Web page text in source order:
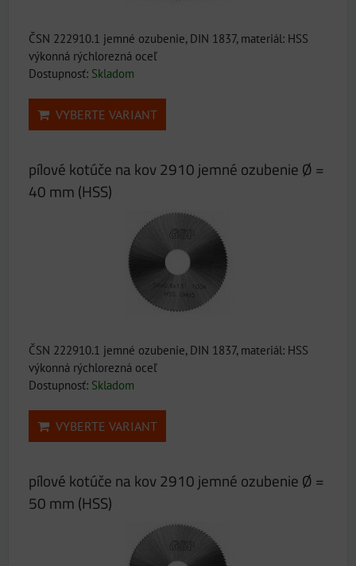
ČSN 222910.1 jemné ozubenie, DIN 1837, materiál: HSS
výkonná rýchlorezná oceľ
Dostupnosť: Skladom
VYBERTE VARIANT
pílové kotúče na kov 2910 jemné ozubenie Ø =
40 mm (HSS)
ČSN 222910.1 jemné ozubenie, DIN 1837, materiál: HSS
výkonná rýchlorezná oceľ
Dostupnosť: Skladom
VYBERTE VARIANT
pílové kotúče na kov 2910 jemné ozubenie Ø =
50 mm (HSS)